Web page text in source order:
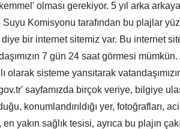
olması gerekiyor. 5 yıl arka
Komisyonu tarafından bu plajlar
bir internet sitemiz var. Bu internet
7 gün 24 saat görmesi mümkün.
olarak sisteme yansıtarak
sayfamızda birçok veriye, bilgiye
konumlandırıldığı yer, fotoğrafları,
yakın sağlık tesisi, ayrıca bu plajın